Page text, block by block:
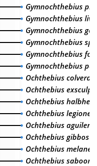
Gymnochthebius
Gymnochthebius
Gymnochthebius
Gymnochthebius sp.
Gymnochthebius
Gymnochthebius
Ochthebius
Ochthebius
Ochthebius
Ochthebius
Ochthebius aguilerai
Ochthebius gibbosus
Ochthebius
Ochthebius saboorii